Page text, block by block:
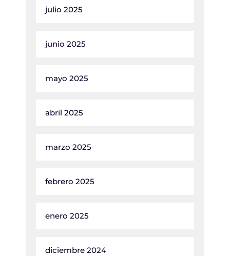
julio 2025
junio 2025
mayo 2025
abril 2025
marzo 2025
febrero 2025
enero 2025
diciembre 2024